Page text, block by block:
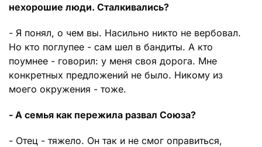
нехорошие люди. Сталкивались?
- Я понял, о чем вы. Насильно никто не вербовал.
Но кто поглупее - сам шел в бандиты. А кто
поумнее - говорил: у меня своя дорога. Мне
конкретных предложений не было. Никому из
моего окружения - тоже.
- А семья как пережила развал Союза?
- Отец - тяжело. Он так и не смог оправиться,